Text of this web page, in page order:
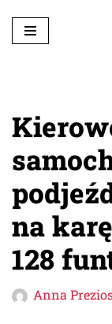
Przejdź
na
128
Anna